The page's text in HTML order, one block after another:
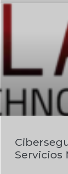
Servicios